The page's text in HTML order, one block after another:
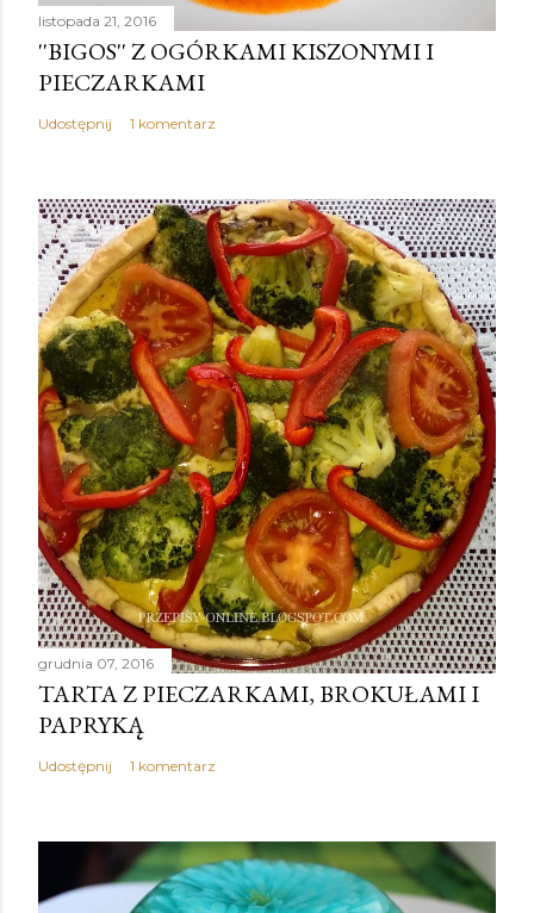
listopada 21, 2016
''BIGOS'' Z OGÓRKAMI KISZONYMI I
PIECZARKAMI
Udostępnij 1 komentarz
grudnia 07, 2016
TARTA Z PIECZARKAMI, BROKUŁAMI I
PAPRYKĄ
Udostępnij 1 komentarz